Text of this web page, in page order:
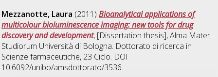
Mezzanotte, Laura (2011)Bioanalytical applications of
multicolour bioluminescence imaging: new tools for drug
discovery and development, [Dissertation thesis], Alma Mater
Studiorum Università di Bologna. Dottorato di ricerca in
Scienze farmaceutiche, 23 Ciclo. DOI
10.6092/unibo/amsdottorato/3536.